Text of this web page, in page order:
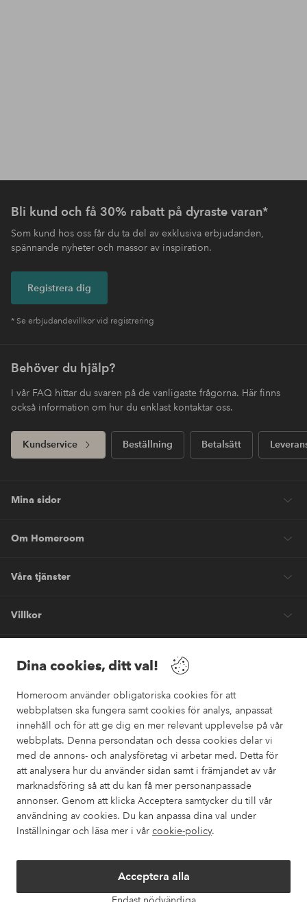
Dina cookies, ditt val!
Homeroom använder obligatoriska cookies för att
webbplatsen ska fungera samt cookies för analys, anpassat
innehåll och för att ge dig en mer relevant upplevelse på vår
webbplats. Denna persondatan och dessa cookies delar vi
med de annons- och analysföretag vi arbetar med. Detta för
att analysera hur du använder sidan samt i främjandet av vår
marknadsföring så att du kan få mer personanpassade
annonser. Genom att klicka Acceptera samtycker du till vår
användning av cookies. Du kan anpassa dina val under
Inställningar och läsa mer i vår cookie-policy.
Acceptera alla
Bli kund och få 30% rabatt på dyraste varan*
Som kund hos oss får du ta del av exklusiva erbjudanden,
spännande nyheter och massor av inspiration.
Registrera dig
* Se erbjudandevillkor vid registrering
Behöver du hjälp?
I vår FAQ hittar du svaren på de vanligaste frågorna. Här finns
också information om hur du enklast kontaktar oss.
Kundservice Beställning Betalsätt
Mina sidor
Om Homeroom
Våra tjänster
Villkor
Säkra betalningar
Vill du veta mer om våra betalalternativ ?
elpy